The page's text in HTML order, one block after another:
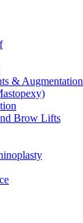
& Augmentation
Brow Lifts